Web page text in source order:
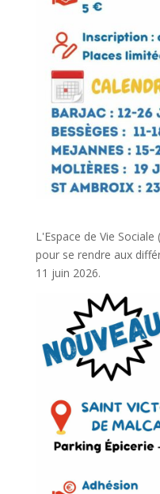
L'Espace de Vie
pour se rendre aux
11 juin 2026.